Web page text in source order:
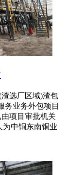
选厂区域)渣包
务业务外包项目
由项目审批机关
为中铜东南铜业